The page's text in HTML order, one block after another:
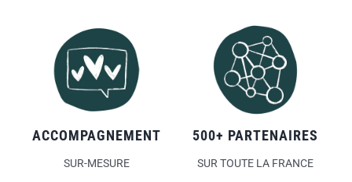
ACCOMPAGNEMENT
SUR-MESURE
500+ PARTENAIRES
SUR TOUTE LA FRANCE